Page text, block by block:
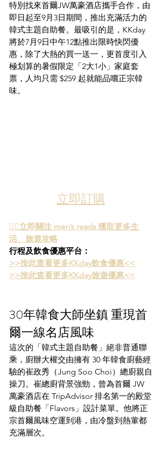
特別找來首爾JW萬豪酒店攜手合作，由
即日起至9月3日期間，推出充滿活力的
韓式主題自助餐。最吸引的是，KKday
將於7月9日中午12點推出限時快閃優
惠，除了大熱的買一送一，更首度引入
極划算的暑假限定「2大1小」家庭套
票，人均只需 $259 起就能品嚐正宗韓
味。
立即訂購
👉🏻立即關注 men’s reads 獲取更多生
活、旅遊攻略
行程及飲食優惠平台：
>>按此查看更多KKday飲食優惠<<
>>按此查看更多KKday旅遊優惠<<
30年韓食大師坐鎮 重現首
爾一線名店風味
這次的「韓式主題自助餐」絕非普通聯
乘，廚辦大權交由擁有 30 年韓食廚藝經
驗的崔政秀（Jung Soo Choi）總廚親自
操刀。崔總廚背景強勁，曾為首爾 JW
萬豪酒店在 TripAdvisor 排名第一的殿堂
級自助餐「Flavors」設計菜單。他將正
宗首爾風味空運到港，由冷盤到熱葷都
充滿層次。